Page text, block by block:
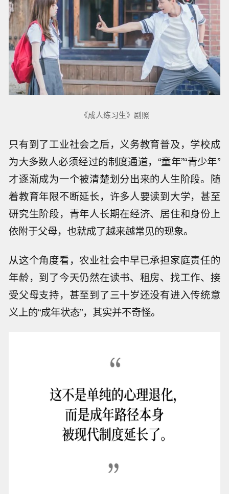
《成人练习生》剧照
只有到了工业社会之后，义务教育普及，学校成
为大多数人必须经过的制度通道，“童年”“青少年”
才逐渐成为一个被清楚划分出来的人生阶段。随
着教育年限不断延长，许多人要读到大学，甚至
研究生阶段，青年人长期在经济、居住和身份上
依附于父母，也就成了越来越常见的现象。
从这个角度看，农业社会中早已承担家庭责任的
年龄，到了今天仍然在读书、租房、找工作、接
受父母支持，甚至到了三十岁还没有进入传统意
义上的“成年状态”，其实并不奇怪。